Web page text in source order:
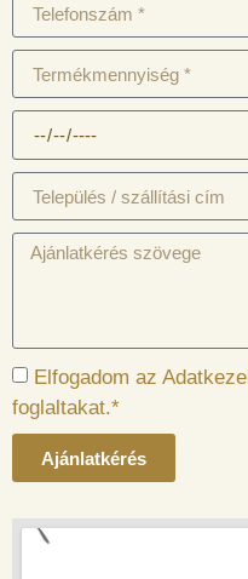
Elfogadom az
foglaltakat.*
Ajánlatkérés